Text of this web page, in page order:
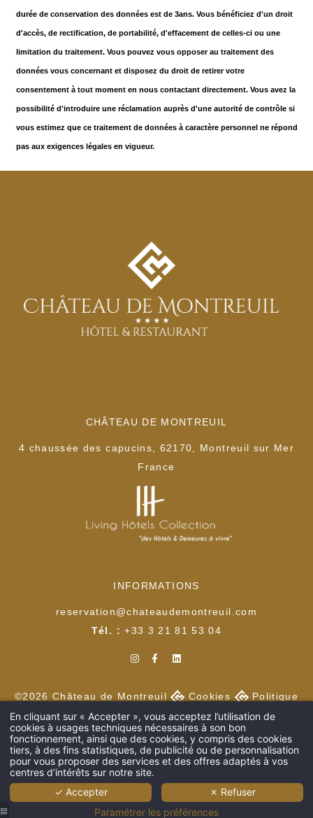
durée de conservation des données est de 3ans. Vous bénéficiez d'un droit
d'accès, de rectification, de portabilité, d'effacement de celles-ci ou une
limitation du traitement. Vous pouvez vous opposer au traitement des
données vous concernant et disposez du droit de retirer votre
consentement à tout moment en nous contactant directement. Vous avez la
possibilité d'introduire une réclamation auprès d'une autorité de contrôle si
vous estimez que ce traitement de données à caractère personnel ne répond
pas aux exigences légales en vigueur.
CHÂTEAU DE MONTREUIL
4 chaussée des capucins, 62170, Montreuil sur Mer
France
INFORMATIONS
reservation@chateaudemontreuil.com
Tél. : +33 3 21 81 53 04
©2026 Château de Montreuil Cookies Politiq ue
de confidentialité
Mentions Légales MMcréation
En cliquant sur « Accepter », vous acceptez l’utilisation de
cookies à usages techniques nécessaires à son bon
fonctionnement, ainsi que des cookies, y compris des cookies
tiers, à des fins statistiques, de publicité ou de personnalisation
pour vous proposer des services et des offres adaptés à vos
centres d’intérêts sur notre site.
✓ Accepter
✗ Refuser
Paramétrer les préférences